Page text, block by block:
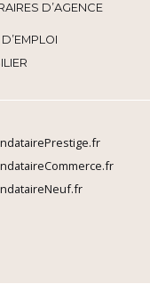
D’AGENCE